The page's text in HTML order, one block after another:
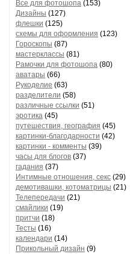
Все для фотошопа (153)
Дизайны (127)
флешки (125)
схемы для оформления (123)
Гороскопы (87)
мастерклассы (81)
Рамочки для фотошопа (80)
аватары (66)
Рукоделие (63)
разделители (58)
различные ссылки (51)
эротика (45)
путешествия, география (45)
картинки-благодарности (42)
картинки - комменты (39)
часы для блогов (37)
гадания (37)
Интимные отношения, секс (29)
демотивашки, котоматрицы (21)
Телепередачи (21)
смайлики (19)
притчи (18)
Тесты (16)
календари (14)
Прикольный дизайн (9)